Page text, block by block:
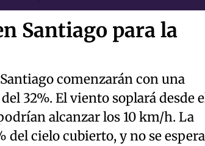
Santiago para la
comenzarán con una
32%. El viento soplará desde
alcanzar los 10 km/h. La
del cielo cubierto, y no se